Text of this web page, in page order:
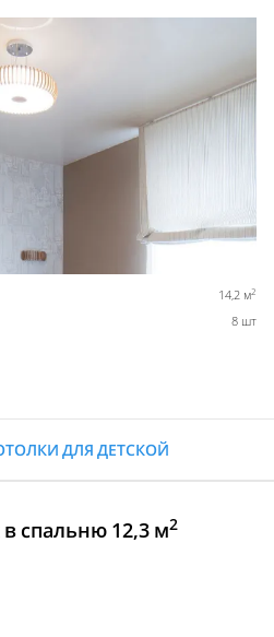
14,2 м2
8 шт
ДЛЯ ДЕТСКОЙ
спальню 12,3 м2